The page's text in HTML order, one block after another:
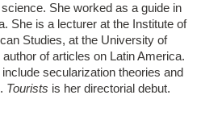
She worked as a guide in
She is a lecturer at the Institute of
Studies, at the University of
of articles on Latin America.
secularization theories and
Tourists is her directorial debut.